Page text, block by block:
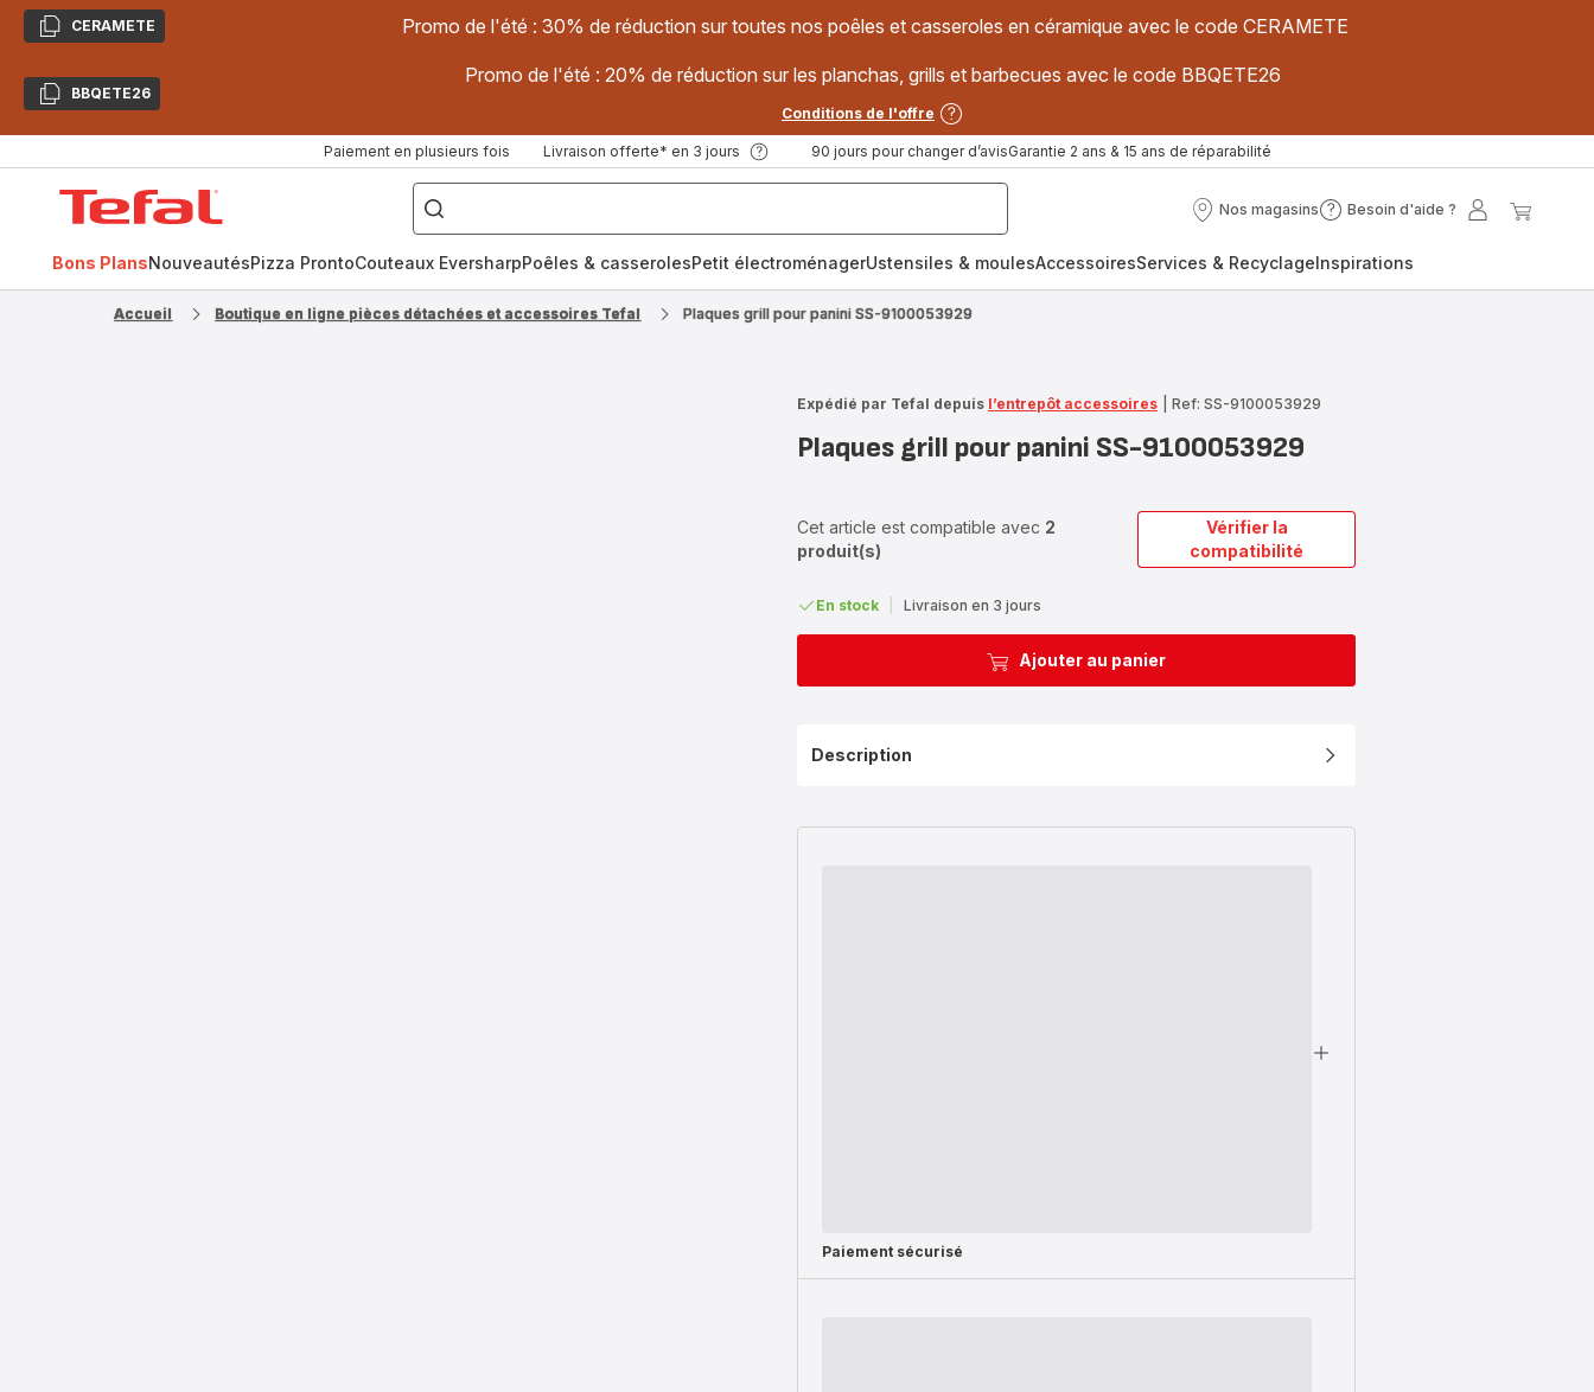
CopierCERAMETE Promo de l'été : 30% de réduction sur toutes nos poêles et casseroles en céramique avec le code CERAMETE
CopierBBQETE26
Promo de l'été : 20% de réduction sur les planchas, grills et barbecues avec le code BBQETE26
Conditions de l'offre
Paiement en plusieurs fois Livraison offerte* en 3 jours 90 jours pour changer d’avisGarantie 2 ans & 15 ans de réparabilité
["Poêles
inox,
Cake
Factory,
Nos magasins
Nos
Besoin d'aide ?
Besoin
?
Mon
Bons PlansNouveautésPizza ProntoCouteaux EversharpPoêles & casserolesPetit électroménagerUstensiles & moulesAccessoiresServices & RecyclageInspirations
Accueil Boutique en ligne pièces détachées et accessoires Tefal Plaques grill pour panini SS-9100053929
Expédié par Tefal depuis l’entrepôt accessoires Ref: SS-9100053929
Plaques grill pour panini SS-9100053929
Cet article est compatible avec 2
produit(s)
Vérifier la
compatibilité
En stock Livraison en 3 jours
Ajouter au panier
Description
Paiement sécurisé